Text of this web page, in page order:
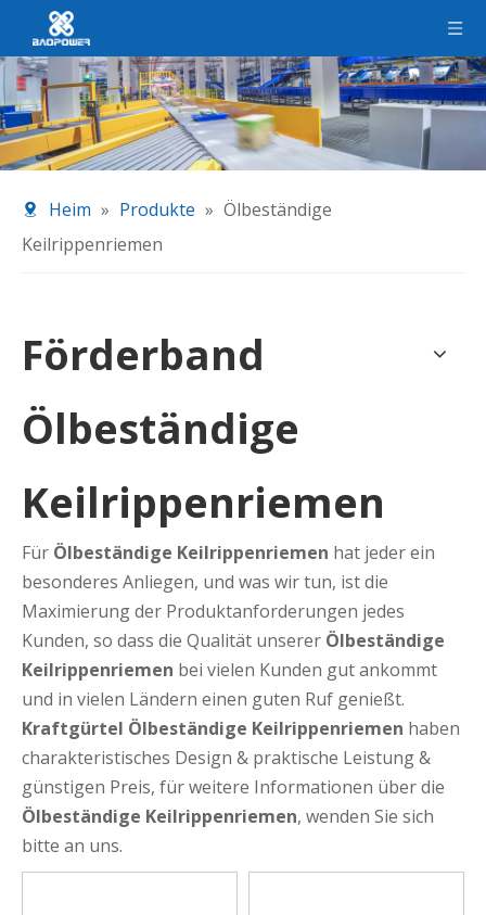
Heim » Produkte » Ölbeständige
Keilrippenriemen
Förderband
Ölbeständige
Keilrippenriemen
Für Ölbeständige Keilrippenriemen hat jeder ein
besonderes Anliegen, und was wir tun, ist die
Maximierung der Produktanforderungen jedes
Kunden, so dass die Qualität unserer Ölbeständige
Keilrippenriemen bei vielen Kunden gut ankommt
und in vielen Ländern einen guten Ruf genießt.
Kraftgürtel Ölbeständige Keilrippenriemen haben
charakteristisches Design & praktische Leistung &
günstigen Preis, für weitere Informationen über die
Ölbeständige Keilrippenriemen, wenden Sie sich
bitte an uns.